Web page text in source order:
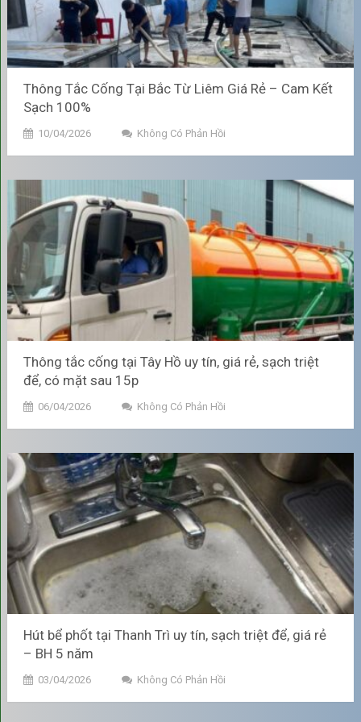
Ngăn Ngừa Tắc Nghẽn và Đầy
Ứ Hệ Thống
Duy trì không gian chứa:
phân hủy (như tóc, túi ni-lông nhỏ, băng vệ sinh, giấy vệ sinh
loại dai, dầu mỡ,...) sẽ tích tụ lại thành lớp bùn cặn dưới đáy
bể. Việc hút định kỳ sẽ loại bỏ lớp bùn cặn này, giải phóng
dung tích để bể phốt tiếp tục hoạt động hiệu quả.
Tránh tắc ống thoát: Khi bể phốt quá đầy, lớp bùn cặn sẽ
dâng lên, lấp kín đường ống thông giữa các ngăn hoặc
đường ống thoát nước ra ngoài. Điều này gây ra tình trạng
bồn cầu xả nước chậm, không trôi hoặc nước thải trào ngược
lên, làm gián đoạn sinh hoạt.
Ngăn Ngừa Tắc Nghẽn và Đầy Ứ Hệ Thống
Tiết kiệm chi phí, tránh sửa
chữa tốn kém
Thay vì đợi bể phốt đầy hoặc tắc nghẽn nghiêm trọng mới xử
hoặc thường xuyên hơn đối với cơ sở kinh doanh, giúp hạn
Thông Tắc Cống Tại Bắc Từ Liêm Giá Rẻ – Cam Kết
Sạch 100%
10/04/2026 Không Có Phản Hồi
Thông tắc cống tại Tây Hồ uy tín, giá rẻ, sạch triệt
để, có mặt sau 15p
06/04/2026 Không Có Phản Hồi
Hút bể phốt tại Thanh Trì uy tín, sạch triệt để, giá rẻ
– BH 5 năm
03/04/2026 Không Có Phản Hồi